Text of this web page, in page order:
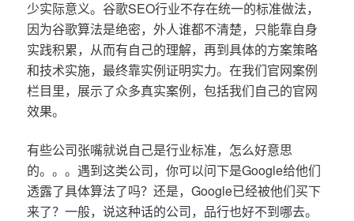
少实际意义。谷歌SEO行业不存在统一的标准做法，
因为谷歌算法是绝密，外人谁都不清楚，只能靠自身
实践积累，从而有自己的理解，再到具体的方案策略
和技术实施，最终靠实例证明实力。在我们官网案例
栏目里，展示了众多真实案例，包括我们自己的官网
效果。
有些公司张嘴就说自己是行业标准，怎么好意思
的。。。遇到这类公司，你可以问下是Google给他们
透露了具体算法了吗？还是，Google已经被他们买下
来了？一般，说这种话的公司，品行也好不到哪去。